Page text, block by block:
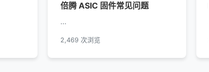
倍腾 ASIC 固件常见问题
...
2,469 次浏览